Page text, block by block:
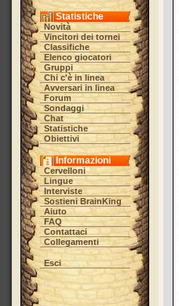
Statistiche
Novità
Vincitori dei tornei
Classifiche
Elenco giocatori
Gruppi
Chi c'è in linea
Avversari in linea
Forum
Sondaggi
Chat
Statistiche
Obiettivi
Informazioni
Cervelloni
Lingue
Interviste
Sostieni BrainKing
Aiuto
FAQ
Contattaci
Collegamenti
Esci